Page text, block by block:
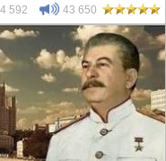
592 43 650